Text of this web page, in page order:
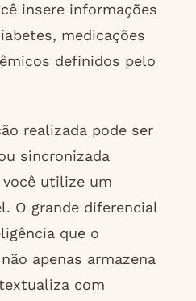
insere informações
medicações
definidos pelo
realizada pode ser
sincronizada
utilize um
O grande diferencial
que o
apenas armazena
com